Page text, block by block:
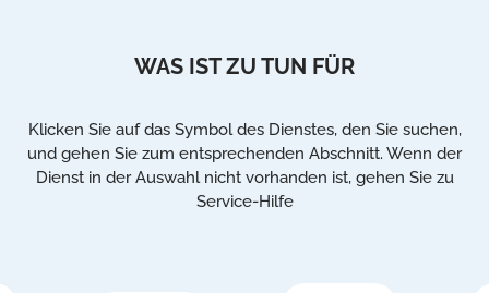
WAS IST ZU TUN FÜR
Klicken Sie auf das Symbol des Dienstes, den Sie suchen,
und gehen Sie zum entsprechenden Abschnitt. Wenn der
Dienst in der Auswahl nicht vorhanden ist, gehen Sie zu
Service-Hilfe